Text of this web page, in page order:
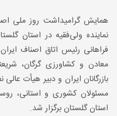
همایش گرامیداشت روز ملی
نماینده ولی‌فقیه در استان
فراهانی رئیس اتاق اصناف
معادن و کشاورزی گرگان،
بازرگانان ایران و دبیر هیأت
مسئولان کشوری و استانی،
استان گلستان برگزار شد.